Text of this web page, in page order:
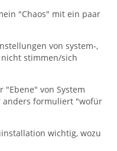
"Chaos" mit ein paar
von system-,
stimmen/sich
"Ebene" von System
anders formuliert "wofür
wichtig, wozu